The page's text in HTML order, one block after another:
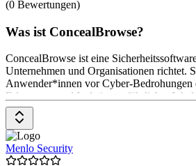
(0 Bewertungen)
Was ist ConcealBrowse?
ConcealBrowse ist eine
Unternehmen und Organisationen richtet.
Anwender*innen vor Cyber-Bedrohungen
Erkennung und Isolation gefährlicher
KI, um schädliche Websites zu blockieren
wie Phishing-Schutz, Echtzeitanalyse und
Warnseiten. Die Installation erfolgt einfach
und Drittanbieter-Tools. Preisinformationen
verfügbar
Menlo Security